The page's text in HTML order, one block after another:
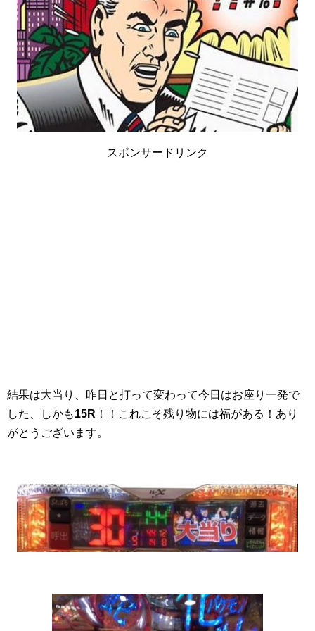
スポンサードリンク
結果は大当り、昨日と打って変わって今日はお座り一発で
した、しかも15R ！！これこそ残り物には福がある！あり
がとうございます。